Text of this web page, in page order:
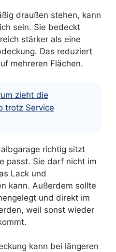
draußen stehen, kann
sein. Sie bedeckt
stärker als eine
Das reduziert
mehreren Flächen.
zieht die
trotz Service
richtig sitzt
passt. Sie darf nicht im
Lack und
kann. Außerdem sollte
und direkt im
weil sonst wieder
kann bei längeren